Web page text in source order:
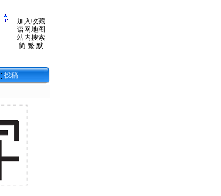
加入收藏
语网地图
站内搜索
简 繁 默
投稿